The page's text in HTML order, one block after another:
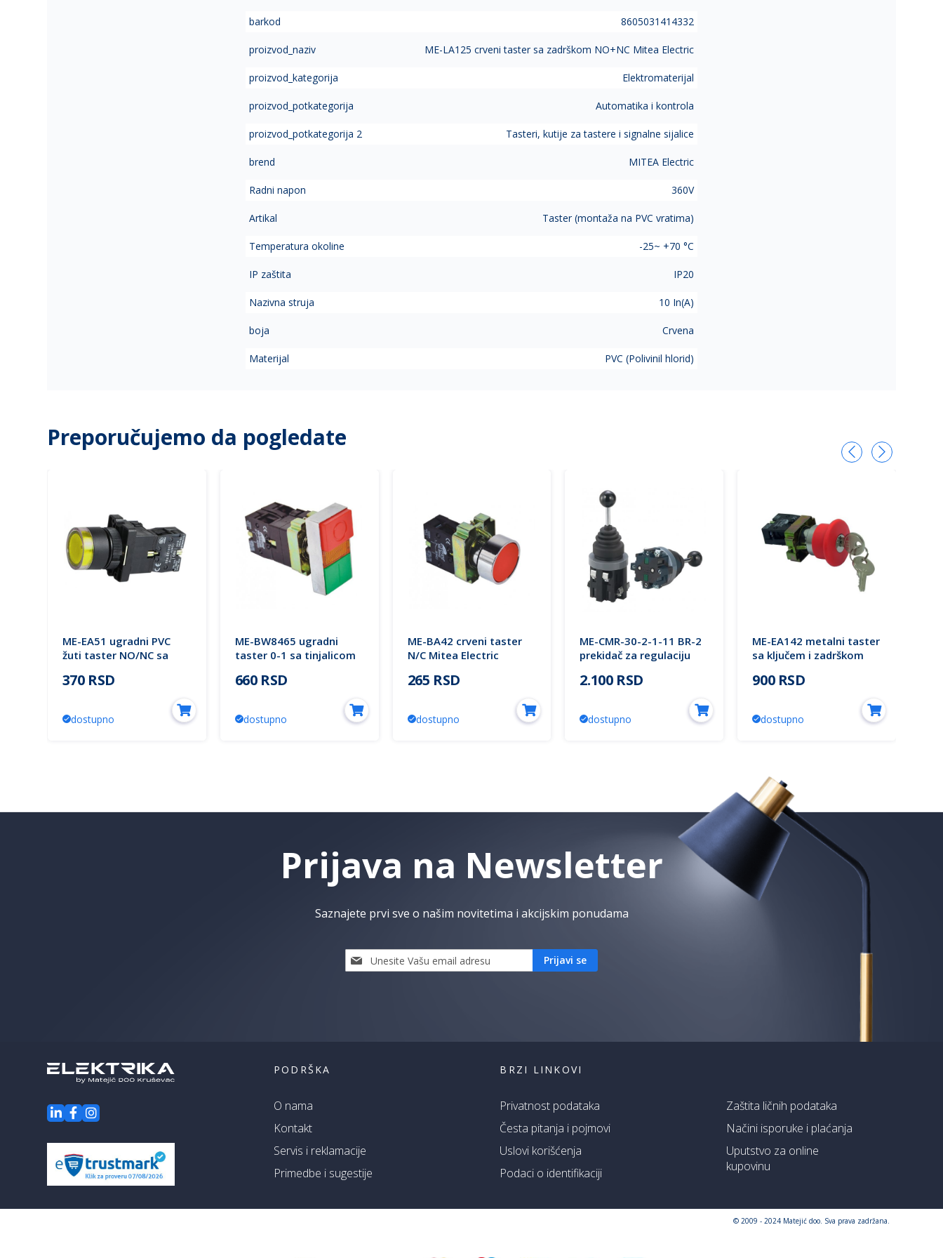
barkod 8605031414332
proizvod_naziv ME-LA125 crveni taster sa zadrškom NO+NC Mitea Electric
proizvod_kategorija Elektromaterijal
proizvod_potkategorija Automatika i kontrola
proizvod_potkategorija 2 Tasteri, kutije za tastere i signalne sijalice
brend MITEA Electric
Radni napon 360V
Artikal Taster (montaža na PVC vratima)
Temperatura okoline -25~ +70 °C
IP zaštita IP20
Nazivna struja 10 In(A)
boja Crvena
Materijal PVC (Polivinil hlorid)
Preporučujemo da pogledate
ME-EA51 ugradni PVC
žuti taster NO/NC sa
Electric
370 RSD
dostupno
ME-BW8465 ugradni
taster 0-1 sa tinjalicom
Mitea Electric
660 RSD
dostupno
ME-BA42 crveni taster
N/C Mitea Electric
265 RSD
dostupno
ME-CMR-30-2-1-11 BR-2
prekidač za regulaciju
ON NO/NC Mitea Electric
2.100 RSD
dostupno
ME-EA142 metalni taster
sa ključem i zadrškom
900 RSD
dostupno
Prijava na Newsletter
Saznajete prvi sve o našim novitetima i akcijskim ponudama
Prijavi
se
Prijavi se
PODRŠKA
O nama
Kontakt
Servis i reklamacije
Primedbe i sugestije
BRZI LINKOVI
Privatnost podataka
Česta pitanja i pojmovi
Uslovi korišćenja
Podaci o identifikaciji
Zaštita ličnih podataka
Načini isporuke i plaćanja
Uputstvo za online
kupovinu
© 2009 - 2024 Matejić doo. Sva prava zadržana.